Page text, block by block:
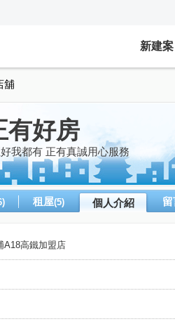
新建案
舖
有好房
我都有 正有真誠用心服務
租屋(5) 個人介紹
A18高鐵加盟店